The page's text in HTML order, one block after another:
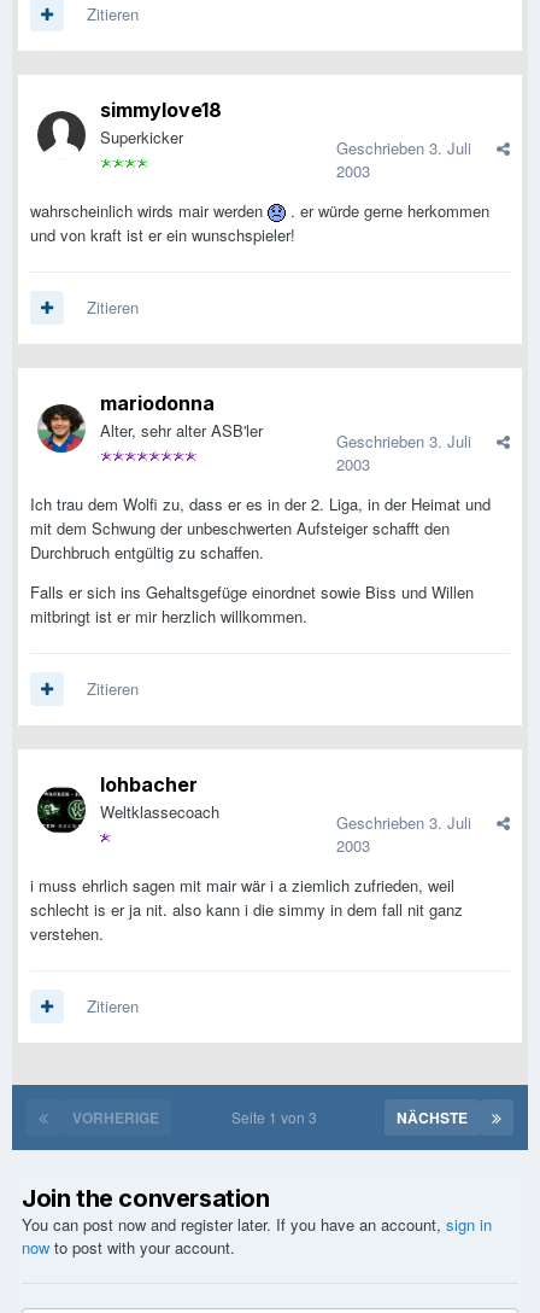
Zitieren
simmylove18
Superkicker Geschrieben 3. Juli
2003
wahrscheinlich wirds mair werden
. er würde gerne herkommen
und von kraft ist er ein wunschspieler!
Zitieren
mariodonna
Alter, sehr alter ASB'ler Geschrieben 3. Juli
2003
Ich trau dem Wolfi zu, dass er es in der 2. Liga, in der Heimat und
mit dem Schwung der unbeschwerten Aufsteiger schafft den
Durchbruch entgültig zu schaffen.
Falls er sich ins Gehaltsgefüge einordnet sowie Biss und Willen
mitbringt ist er mir herzlich willkommen.
Zitieren
lohbacher
Weltklassecoach Geschrieben 3. Juli
2003
i muss ehrlich sagen mit mair wär i a ziemlich zufrieden, weil
schlecht is er ja nit. also kann i die simmy in dem fall nit ganz
verstehen.
Zitieren
VORHERIGE NÄCHSTE
Seite 1 von 3
Join the conversation
You can post now and register later. If you have an account, sign in
now to post with your account.